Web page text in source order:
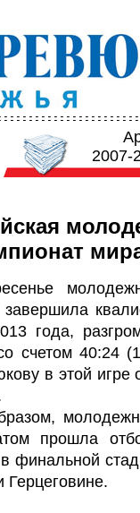
2007-
завершила
года,
счетом 40:24
в этой игре
прошла
финальной
Герцеговине.